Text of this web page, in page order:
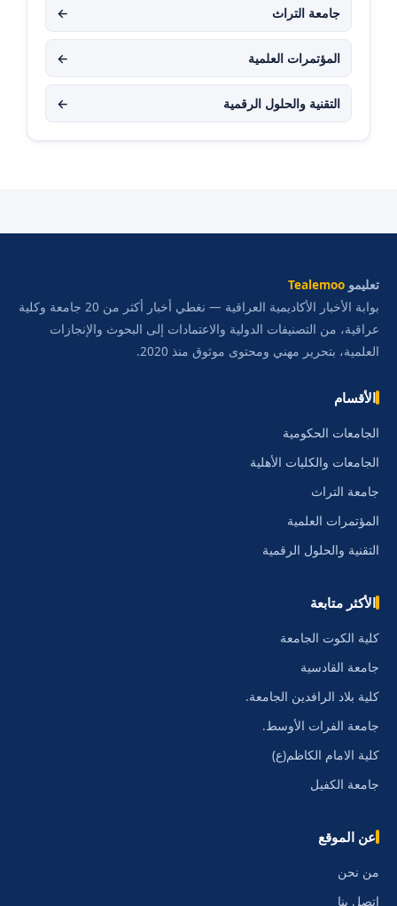
جامعة التراث ←
المؤتمرات العلمية ←
التقنية والحلول الرقمية ←
تعليمو Tealemoo
بوابة الأخبار الأكاديمية العراقية — نغطي أخبار أكثر من 20 جامعة وكلية
عراقية، من التصنيفات الدولية والاعتمادات إلى البحوث والإنجازات
العلمية، بتحرير مهني ومحتوى موثوق منذ 2020.
الأقسام
الجامعات الحكومية
الجامعات والكليات الأهلية
جامعة التراث
المؤتمرات العلمية
التقنية والحلول الرقمية
الأكثر متابعة
كلية الكوت الجامعة
جامعة القادسية
كلية بلاد الرافدين الجامعة.
جامعة الفرات الأوسط.
كلية الامام الكاظم(ع)
جامعة الكفيل
عن الموقع
من نحن
اتصل بنا